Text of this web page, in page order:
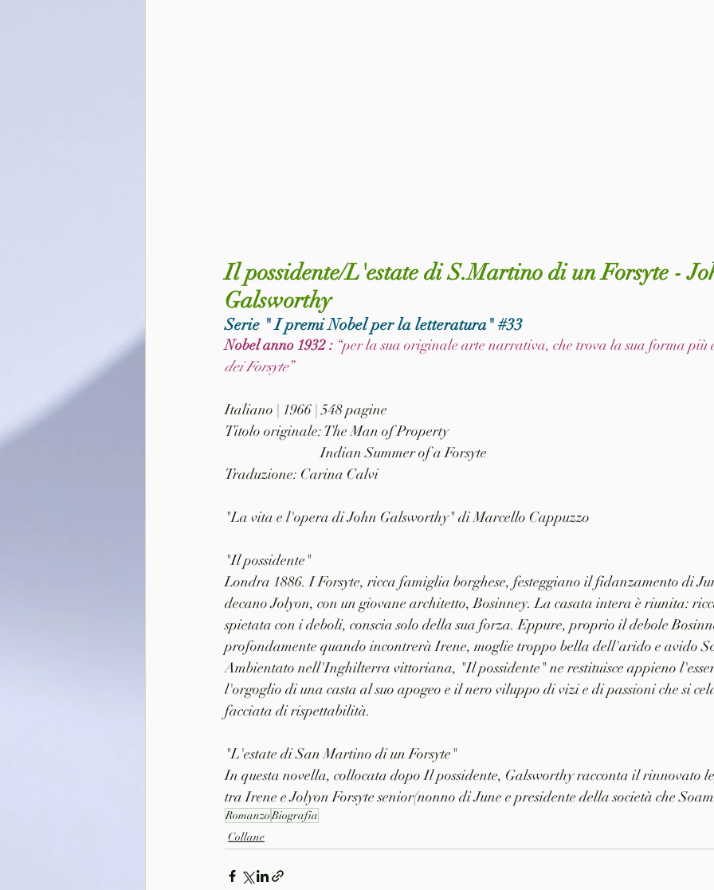
Il possidente/L'estate di S.Martino di un Forsyte -
Galsworthy
Serie " I premi Nobel per la letteratura" #33
Nobel anno 1932 : “per la sua originale arte narrativa, che trova la sua forma
dei Forsyte”
Italiano | 1966 | 548 pagine
Titolo originale: The Man of Property
			Indian Summer of a Forsyte
Traduzione: Carina Calvi
"La vita e l'opera di John Galsworthy" di Marcello Cappuzzo
"Il possidente"
Londra 1886. I Forsyte, ricca famiglia borghese, festeggiano il fidanzamento di
decano Jolyon, con un giovane architetto, Bosinney. La casata intera è riunita:
spietata con i deboli, conscia solo della sua forza. Eppure, proprio il debole
profondamente quando incontrerà Irene, moglie troppo bella dell'arido e avido
Ambientato nell'Inghilterra vittoriana, "Il possidente" ne restituisce appieno
l'orgoglio di una casta al suo apogeo e il nero viluppo di vizi e di passioni che si
facciata di rispettabilità.
"L'estate di San Martino di un Forsyte"
In questa novella, collocata dopo Il possidente, Galsworthy racconta il rinnovato
tra Irene e Jolyon Forsyte senior(nonno di June e presidente della società che
RomanzoBiografia
Collane